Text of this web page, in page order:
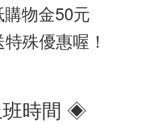
物金50元
殊優惠喔！
時間 ◈